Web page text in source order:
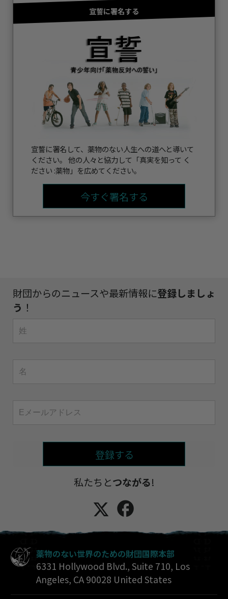
宣誓に署名する
宣誓に署名して、薬物のない人生への道へと導いて
ください。 他の人々と協力して「真実を知って く
ださい :薬物」を広めてください。
今すぐ署名する
財団からのニュースや最新情報に登録しましょ
う ！
登録する
私たちとつながる!
薬物のない世界のための財団国際本部
6331 Hollywood Blvd., Suite 710, Los
Angeles, CA 90028 United States